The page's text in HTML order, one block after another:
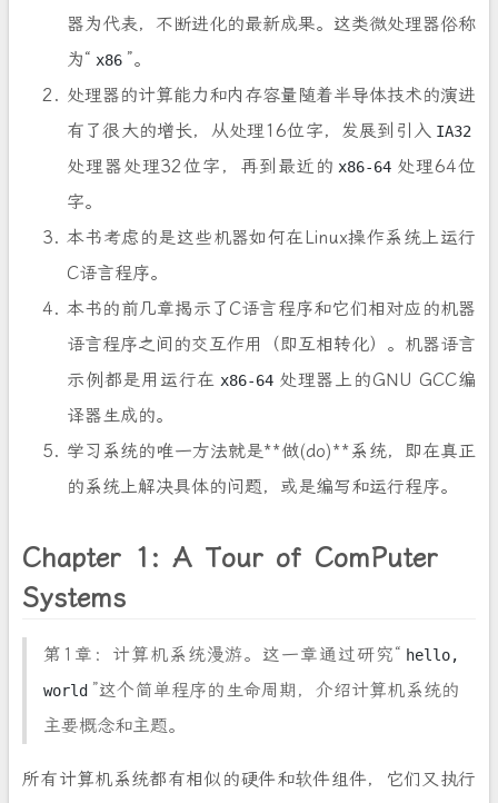
器为代表，不断进化的最新成果。这类微处理器俗称
为“ x86 ”。
处理器的计算能力和内存容量随着半导体技术的演进
有了很大的增长，从处理16位字，发展到引入 IA32
处理器处理32位字，再到最近的 x86-64 处理64位
字。
本书考虑的是这些机器如何在Linux操作系统上运行
C语言程序。
本书的前几章揭示了C语言程序和它们相对应的机器
语言程序之间的交互作用（即互相转化）。机器语言
示例都是用运行在 x86-64 处理器上的GNU GCC编
译器生成的。
学习系统的唯一方法就是**做(do)**系统，即在真正
的系统上解决具体的问题，或是编写和运行程序。
Chapter 1: A Tour of ComPuter
Systems
第1章：计算机系统漫游。这一章通过研究“ hello,
world ”这个简单程序的生命周期，介绍计算机系统的
主要概念和主题。
所有计算机系统都有相似的硬件和软件组件，它们又执行